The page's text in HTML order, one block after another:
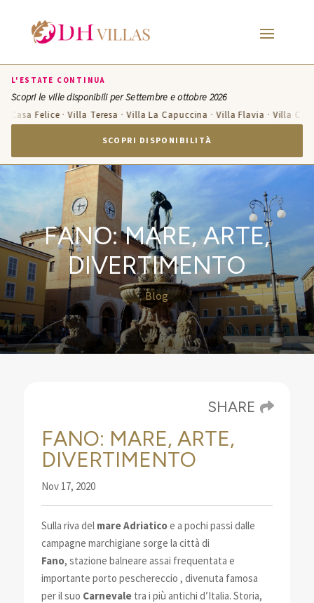
L'ESTATE CONTINUA
Scopri le ville disponibili per Settembre e ottobre 2026
· Villa Teresa · Villa La Capuccina · Villa Flavia · Villa
SCOPRI DISPONIBILITÀ
FANO: MARE, ARTE,
DIVERTIMENTO
Blog
SHARE
FANO: MARE, ARTE,
DIVERTIMENTO
Nov 17, 2020
Sulla riva del mare Adriaticoe a pochi passi dalle
campagne marchigiane sorge la città di
Fano, stazione balneare assai frequentata e
importante porto peschereccio , divenuta famosa
per il suo Carnevale tra i più antichi d’Italia. Storia,